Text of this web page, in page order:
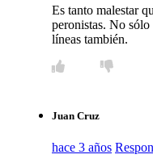
Es tanto malestar
peronistas. No sólo
líneas también.
Juan Cruz
hace 3 años